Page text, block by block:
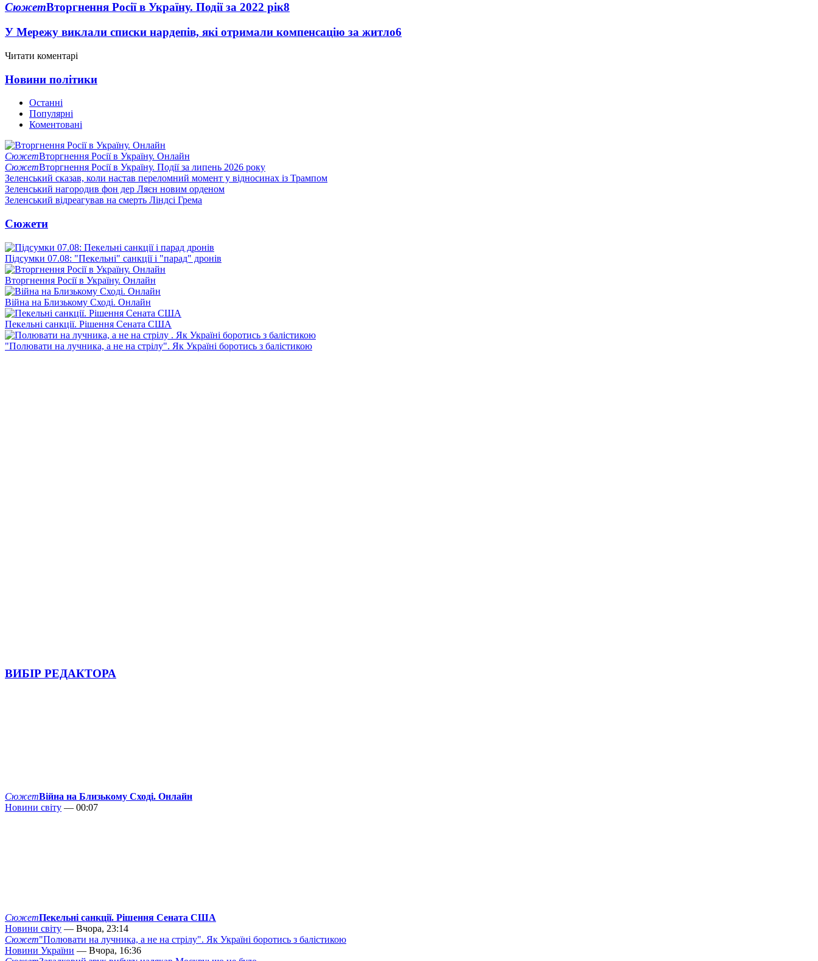
СюжетВторгнення Росії в Україну. Події за 2022 рік8
У Мережу виклали списки нардепів, які отримали компенсацію за житло6
Читати коментарі
Новини політики
Останні
Популярні
Коментовані
СюжетВторгнення Росії в Україну. Онлайн
СюжетВторгнення Росії в Україну. Події за липень 2026 року
Зеленський сказав, коли настав переломний момент у відносинах із Трампом
Зеленський нагородив фон дер Ляєн новим орденом
Зеленський відреагував на смерть Ліндсі Грема
Сюжети
Підсумки 07.08: "Пекельні" санкції і "парад" дронів
Вторгнення Росії в Україну. Онлайн
Війна на Близькому Сході. Онлайн
Пекельні санкції. Рішення Сената США
"Полювати на лучника, а не на стрілу". Як Україні боротись з балістикою
ВИБІР РЕДАКТОРА
СюжетВійна на Близькому Сході. Онлайн
Новини світу — 00:07
СюжетПекельні санкції. Рішення Сената США
Новини світу — Вчора, 23:14
Сюжет"Полювати на лучника, а не на стрілу". Як Україні боротись з балістикою
Новини України — Вчора, 16:36